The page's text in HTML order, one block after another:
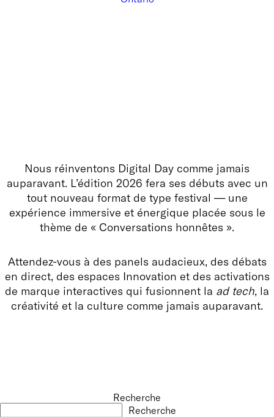
Nous réinventons Digital Day comme jamais
auparavant. L’édition 2026 fera ses débuts avec un
tout nouveau format de type festival — une
expérience immersive et énergique placée sous le
thème de « Conversations honnêtes ».
Attendez-vous à des panels audacieux, des débats
en direct, des espaces Innovation et des activations
de marque interactives qui fusionnent la ad tech, la
créativité et la culture comme jamais auparavant.
Recherche
Recherche